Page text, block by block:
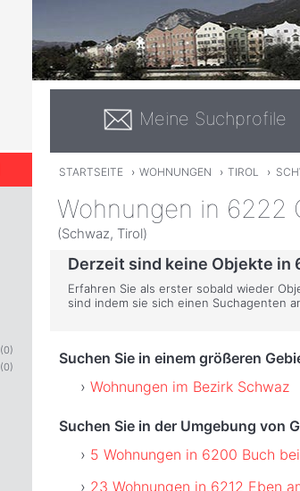
Meine Suchprofile
STARTSEITE › WOHNUNGEN › TIROL ›
Wohnungen in 6222
(Schwaz, Tirol)
Derzeit sind keine Objekte in
Erfahren Sie als erster sobald wieder
sind indem sie sich einen Suchagenten
Suchen Sie in einem größeren
Wohnungen im Bezirk Schwaz
Suchen Sie in der Umgebung von
5 Wohnungen in 6200 Buch
23 Wohnungen in 6212 Eben
(0)
(0)